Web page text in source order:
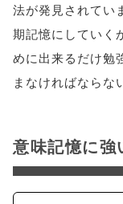
法が発見されてい
期記憶にしていく
めに出来るだけ勉
まなければならな
意味記憶に強